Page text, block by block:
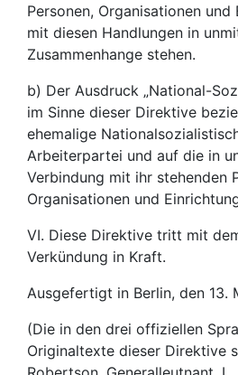
Personen, Organisationen
mit diesen Handlungen in
Zusammenhange stehen.
b) Der Ausdruck „National-
im Sinne dieser Direktive
ehemalige
Arbeiterpartei und auf die in
Verbindung mit ihr stehenden
Organisationen und
VI. Diese Direktive tritt mit
Verkündung in Kraft.
Ausgefertigt in Berlin, den 13.
(Die in den drei offiziellen
Originaltexte dieser Direktive